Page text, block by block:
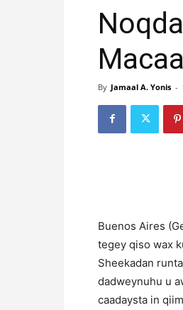
By Jamaal A. Yonis -
Buenos Aires
tegey qiso wax
Sheekadan
dadweynuhu u
caadaysta in